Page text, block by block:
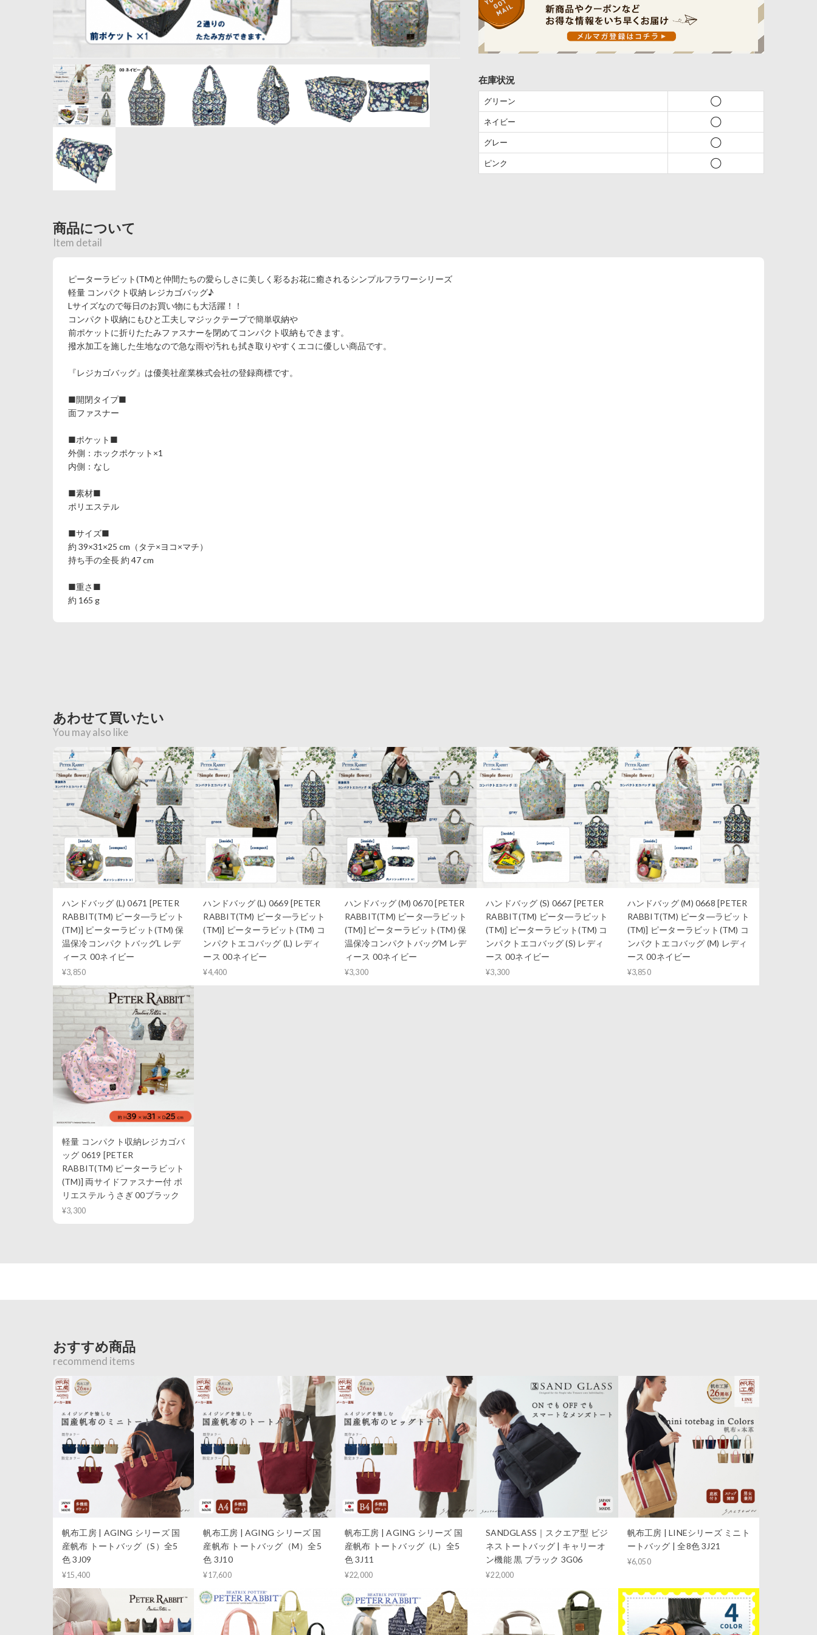
在庫状況
グリーン ◯
ネイビー ◯
グレー ◯
ピンク ◯
商品について
Item detail
ピーターラビット(TM)と仲間たちの愛らしさに美しく彩るお花に癒されるシンプルフラワーシリーズ
軽量 コンパクト収納 レジカゴバッグ♪
Lサイズなので毎日のお買い物にも大活躍！！
コンパクト収納にもひと工夫しマジックテープで簡単収納や
前ポケットに折りたたみファスナーを閉めてコンパクト収納もできます。
撥水加工を施した生地なので急な雨や汚れも拭き取りやすくエコに優しい商品です。
『レジカゴバッグ』は優美社産業株式会社の登録商標です。
■開閉タイプ■
面ファスナー
■ポケット■
外側：ホックポケット×1
内側：なし
■素材■
ポリエステル
■サイズ■
約 39×31×25 cm（タテ×ヨコ×マチ）
持ち手の全長 約 47 cm
■重さ■
約 165 g
あわせて買いたい
You may also like
ハンドバッグ (L) 0671 [PETER
RABBIT(TM) ピータ―ラビット
(TM)] ピーターラビット(TM) 保
温保冷コンパクトバッグL レデ
ィース 00ネイビー
¥3,850
ハンドバッグ (L) 0669 [PETER
RABBIT(TM) ピータ―ラビット
(TM)] ピーターラビット(TM) コ
ンパクトエコバッグ (L) レディ
ース 00ネイビー
¥4,400
ハンドバッグ (M) 0670 [PETER
RABBIT(TM) ピータ―ラビット
(TM)] ピーターラビット(TM) 保
温保冷コンパクトバッグM レデ
ィース 00ネイビー
¥3,300
ハンドバッグ (S) 0667 [PETER
RABBIT(TM) ピータ―ラビット
(TM)] ピーターラビット(TM) コ
ンパクトエコバッグ (S) レディ
ース 00ネイビー
¥3,300
ハンドバッグ (M) 0668 [PETER
RABBIT(TM) ピータ―ラビット
(TM)] ピーターラビット(TM) コ
ンパクトエコバッグ (M) レディ
ース 00ネイビー
¥3,850
軽量 コンパクト収納レジカゴバ
ッグ 0619 [PETER
RABBIT(TM) ピーターラビット
(TM)] 両サイドファスナー付 ポ
リエステル うさぎ 00ブラック
¥3,300
おすすめ商品
recommend items
帆布工房 | AGING シリーズ 国
産帆布 トートバッグ（S）全5
色 3J09
¥15,400
帆布工房 | AGING シリーズ 国
産帆布 トートバッグ（M）全5
色 3J10
¥17,600
帆布工房 | AGING シリーズ 国
産帆布 トートバッグ（L）全5
色 3J11
¥22,000
SANDGLASS｜スクエア型 ビジ
ネストートバッグ | キャリーオ
ン機能 黒 ブラック 3G06
¥22,000
帆布工房 | LINEシリーズ ミニト
ートバッグ | 全8色 3J21
¥6,050